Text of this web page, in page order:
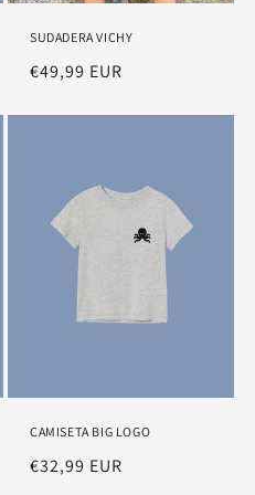
SUDADERA VICHY
Precio
€49,99 EUR
CAMISETA BIG LOGO
Precio
€32,99 EUR